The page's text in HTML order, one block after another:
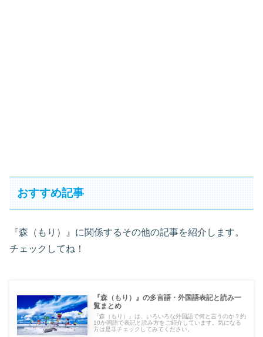
おすすめ記事
『森（もり）』に関係するその他の記事を紹介します。
チェックしてね！
『森（もり）』の多言語・外国語表記と読み一
覧まとめ
『森（もり）』は、いろいろな外国語で何と言うのか？約
10か国語で表記と読み方をご紹介しています。気になる
方は是非チェックしてみてください。